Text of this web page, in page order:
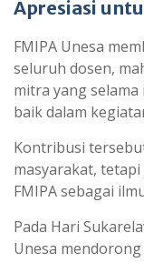
Apresiasi
FMIPA Unesa
seluruh dosen,
mitra yang
baik dalam
Kontribusi
masyarakat,
FMIPA sebagai
Pada Hari
Unesa